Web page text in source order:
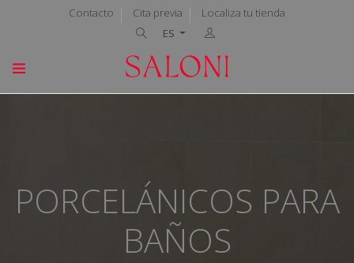
Contacto Cita previa
Localiza tu tienda
ES
PORCELÁNICOS PARA
BAÑOS